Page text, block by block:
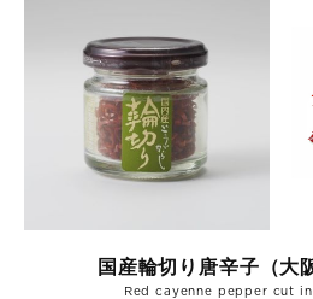
国産輪切り唐辛子（大
Red cayenne pepper cut